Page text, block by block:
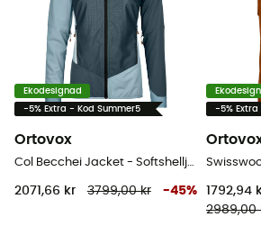
Ekodesignad
-5% Extra - Kod Summer5
Ortovox
2071,66 kr 3799,00 kr -45%
-5% Extra
1792,94
2989,00